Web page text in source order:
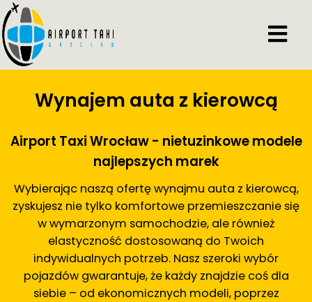
Wynajem auta z kierowcą
Airport Taxi Wrocław - nietuzinkowe modele
najlepszych marek
Wybierając naszą ofertę wynajmu auta z kierowcą,
zyskujesz nie tylko komfortowe przemieszczanie się
w wymarzonym samochodzie, ale również
elastyczność dostosowaną do Twoich
indywidualnych potrzeb. Nasz szeroki wybór
pojazdów gwarantuje, że każdy znajdzie coś dla
siebie – od ekonomicznych modeli, poprzez